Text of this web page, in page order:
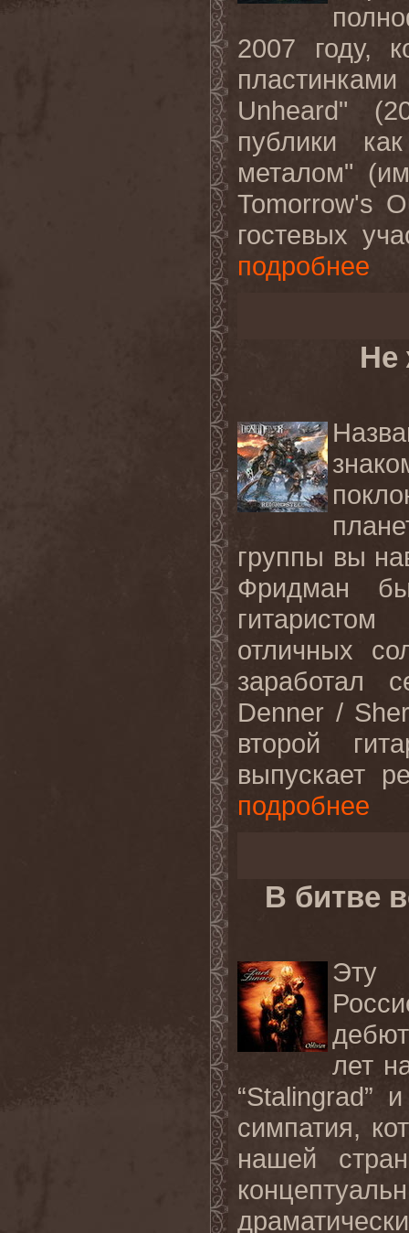
2007 году,
Unheard"
публики
металом"
Tomorrow's
гостевых
подробнее
Не
группы вы
Фридман
отличных
заработал
Denner /
второй
выпускает
подробнее
В битве
Эту
лет
“Stalingrad”
симпатия,
нашей